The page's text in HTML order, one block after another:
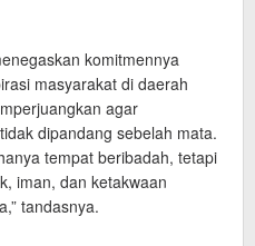
komitmennya
masyarakat di daerah
agar
dipandang sebelah mata.
tempat beribadah, tetapi
iman, dan ketakwaan
tandasnya.